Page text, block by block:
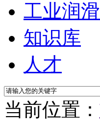
工业润
知识库
人才
当前位置：